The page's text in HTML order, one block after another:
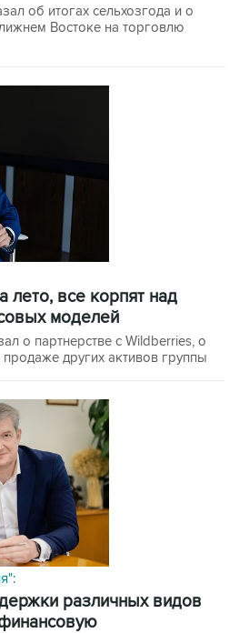
об итогах сельхозгода и о
Востоке на торговлю
моделей
о партнерстве с Wildberries, о
других активов группы